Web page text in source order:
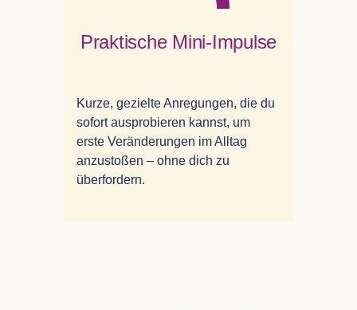
Prak­ti­sche Mini-Impulse
Kurze, gezielte Anre­gun­gen, die du
sofort aus­pro­bie­ren kannst, um
erste Ver­än­de­run­gen im All­tag
anzu­sto­ßen – ohne dich zu
überfordern.